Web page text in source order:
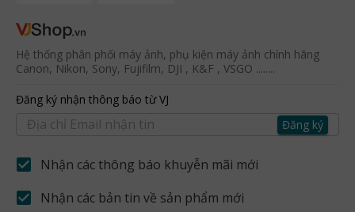
Hệ thống phân phối máy ảnh, phụ kiện máy ảnh chính hãng
Canon, Nikon, Sony, Fujifilm, DJI , K&F , VSGO ........
Đăng ký nhận thông báo từ VJ
Đăng ký
Nhận các thông báo khuyễn mãi mới
Nhận các bản tin về sản phẩm mới